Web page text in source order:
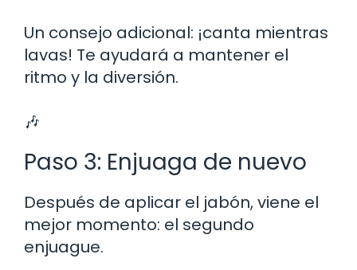
Un consejo adicional: ¡canta mientras
lavas! Te ayudará a mantener el
ritmo y la diversión.
🎶
Paso 3: Enjuaga de nuevo
Después de aplicar el jabón, viene el
mejor momento: el segundo
enjuague.